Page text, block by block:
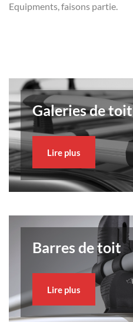
Equipments, faisons partie.
Galeries de toit
Lire plus
Barres de toit
Lire plus